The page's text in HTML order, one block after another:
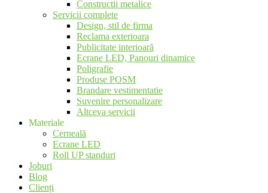
Constructii metalice
Servicii complete
Design, stil de firma
Reclama exterioara
Publicitate interioară
Ecrane LED, Panouri dinamice
Poligrafie
Produse POSM
Brandare vestimentatie
Suvenire personalizare
Altceva servicii
Materiale
Cerneală
Ecrane LED
Roll UP standuri
Joburi
Blog
Clienți